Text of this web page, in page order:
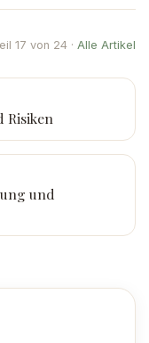
17 von 24 ·Alle Artikel
Risiken
und